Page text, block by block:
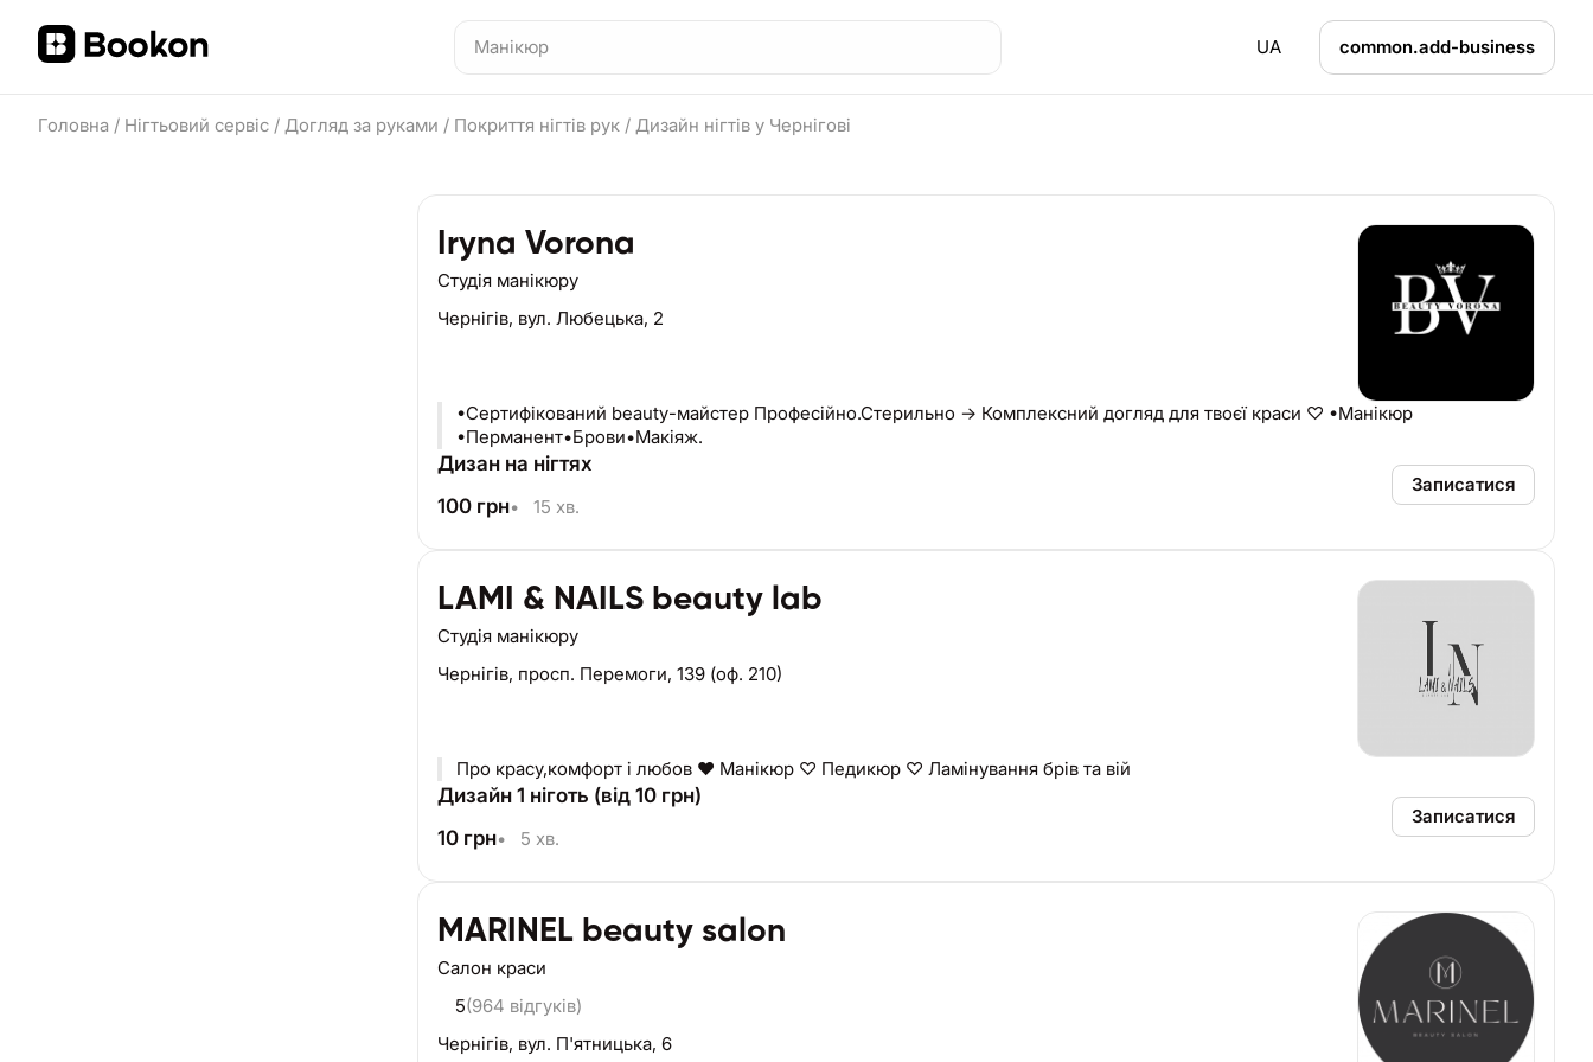
UA common.add-business
Головна / Нігтьовий сервіс / Догляд за руками / Покриття нігтів рук / Дизайн нігтів у Чернігові
Iryna Vorona
Студія манікюру
Чернігів, вул. Любецька, 2
•Сертифікований beauty-майстер Професійно.Стерильно → Комплексний догляд для твоєї краси ♡ •Манікюр
•Перманент•Брови•Макіяж.
Дизан на нігтях
100 грн• 15 хв.
Записатися
LAMI & NAILS beauty lab
Студія манікюру
Чернігів, просп. Перемоги, 139 (оф. 210)
Про красу,комфорт і любов ❤️ Манікюр ♡ Педикюр ♡ Ламінування брів та вій
Дизайн 1 ніготь (від 10 грн)
10 грн• 5 хв.
Записатися
MARINEL beauty salon
Салон краси
5(964 відгуків)
Чернігів, вул. П'ятницька, 6